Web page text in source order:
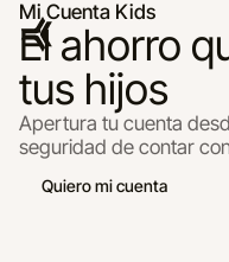
Mi Cuenta Kids
El ahorro
tus hijos
Apertura tu cuenta
seguridad de contar
Quiero mi cuenta